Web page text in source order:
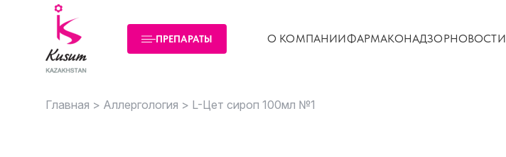
ПРЕПАРАТЫ О КОМПАНИИФАРМАКОНАДЗОРНОВОСТИ
Главная > Аллергология > L-Цет сироп 100мл №1